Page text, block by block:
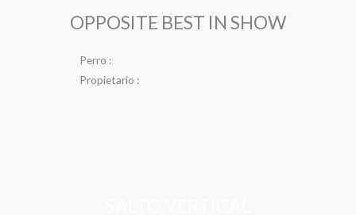
OPPOSITE BEST IN SHOW
Perro :
Propietario :